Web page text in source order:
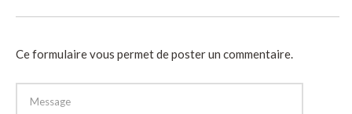
Ce formulaire vous permet de poster un commentaire.